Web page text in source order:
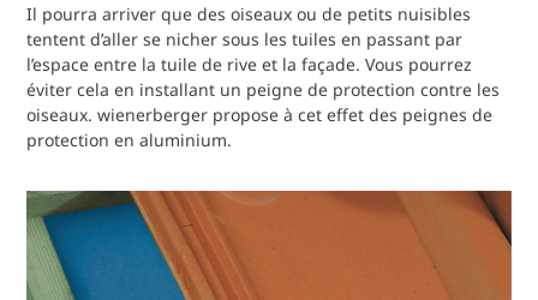
Il pourra arriver que des oiseaux ou de petits nuisibles
tentent d’aller se nicher sous les tuiles en passant par
l’espace entre la tuile de rive et la façade. Vous pourrez
éviter cela en installant un peigne de protection contre les
oiseaux. wienerberger propose à cet effet des peignes de
protection en aluminium.